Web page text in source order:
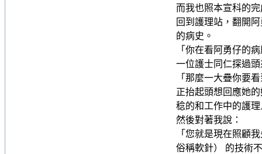
而我也照本宣科的
回到護理站，翻開
的病史。
「你在看阿勇仔的
一位護士同仁探過
「那麼一大疊你要
正抬起頭想回應她
稔的和工作中的護
然後對著我說：
「您就是現在照顧
俗稱軟針） 的技術